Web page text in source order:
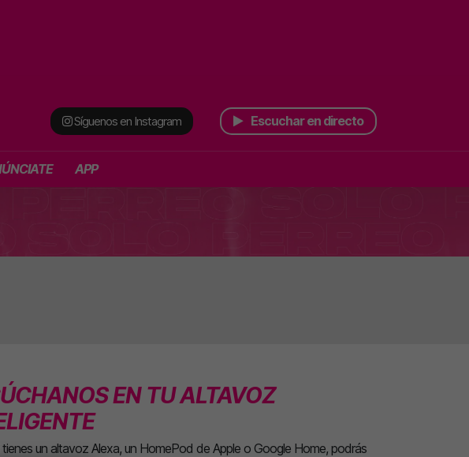
Síguenos en Instagram Escuchar en directo
APP
EN TU ALTAVOZ
un altavoz Alexa, un HomePod de Apple o Google Home, podrás